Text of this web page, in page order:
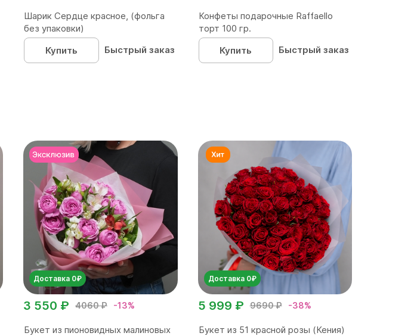
Шарик Сердце красное, (фольга
без упаковки)
Купить
Быстрый заказ
Конфеты подарочные Raffaello
торт 100 гр.
Купить
Быстрый заказ
Доставка 0₽
4060 ₽ -13%
3 550 ₽
Букет из пионовидных малиновых
Доставка 0₽
9690 ₽ -38%
5 999 ₽
Букет из 51 красной розы (Кения)